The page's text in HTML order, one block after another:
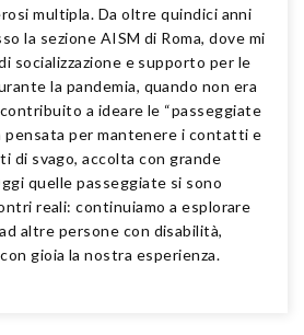
multipla. Da oltre quindici anni
la sezione AISM di Roma, dove mi
socializzazione e supporto per le
la pandemia, quando non era
a ideare le “passeggiate
pensata per mantenere i contatti e
di svago, accolta con grande
quelle passeggiate si sono
reali: continuiamo a esplorare
altre persone con disabilità,
gioia la nostra esperienza.